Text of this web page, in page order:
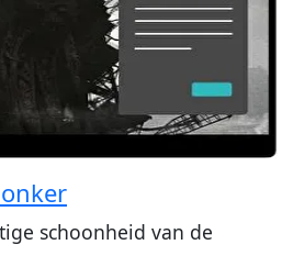
schoonheid van de